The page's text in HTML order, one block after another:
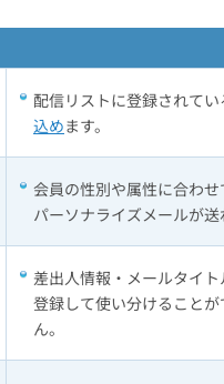
配信リストに登録されて
込めます。
会員の性別や属性に合わ
パーソナライズメールが送
差出人情報・メールタイ
登録して使い分けること
ん。